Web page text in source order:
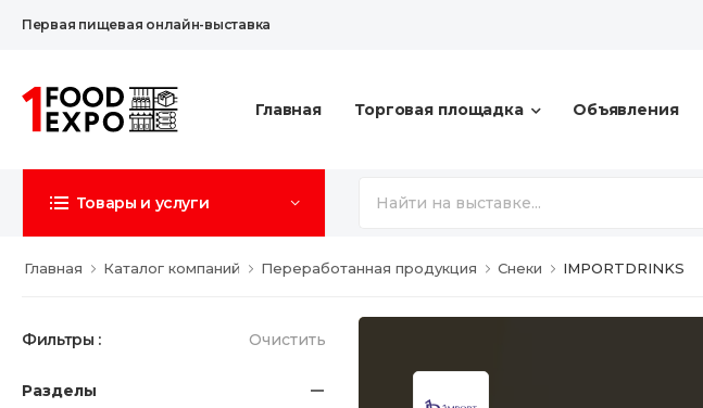
Первая пищевая онлайн-выставка
Главная Торговая площадка Объявления
Товары и услуги
Главная Каталог компаний Переработанная продукция Снеки IMPORTDRINKS
Фильтры : Очистить
Разделы